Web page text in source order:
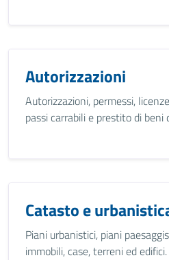
Autorizzazioni
Autorizzazioni, permessi,
passi carrabili e prestito di beni
Catasto e
Piani urbanistici, piani
immobili, case, terreni ed edifici.